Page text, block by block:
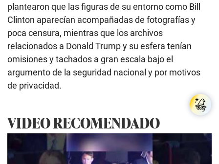
plantearon que las figuras de su entorno como Bill
Clinton aparecían acompañadas de fotografías y
poca censura, mientras que los archivos
relacionados a Donald Trump y su esfera tenían
omisiones y tachados a gran escala bajo el
argumento de la seguridad nacional y por motivos
de privacidad.
VIDEO RECOMENDADO